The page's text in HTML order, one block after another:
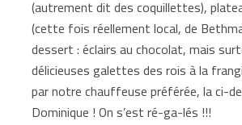
(autrement dit des coquillettes),
(cette fois réellement local, de
dessert : éclairs au chocolat, mais
délicieuses galettes des rois à la
par notre chauffeuse préférée, la ci-
Dominique ! On s’est ré-ga-lés !!!